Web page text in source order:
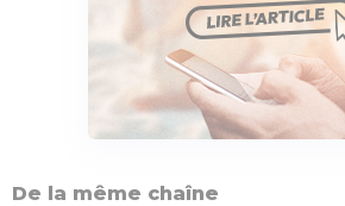
De la même chaîne